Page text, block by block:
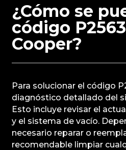
¿Cómo se
código
Cooper?
Para solucionar el código
diagnóstico detallado del
Esto incluye revisar el
y el sistema de vacío.
necesario reparar o
recomendable limpiar